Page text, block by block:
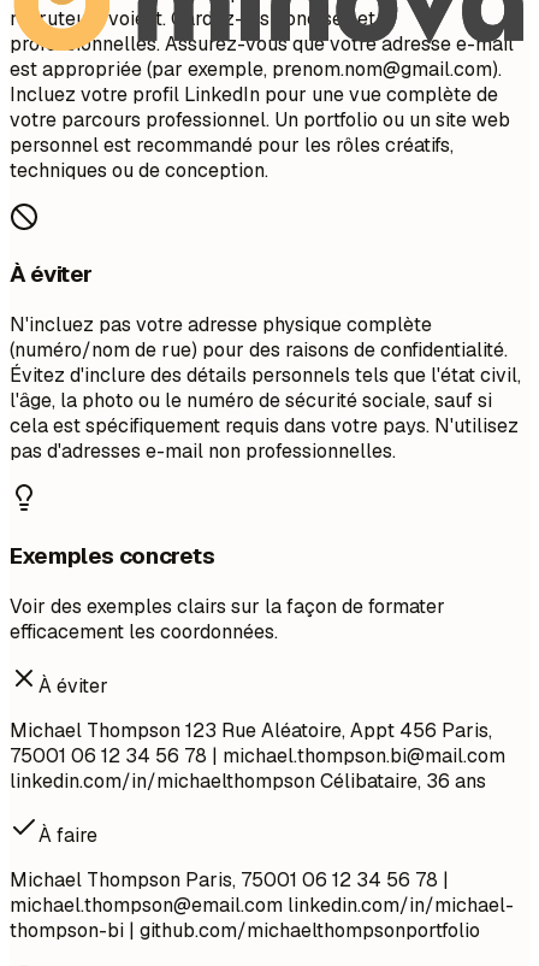
recruteurs voient. Gardez-les concises et
professionnelles. Assurez-vous que votre adresse e-mail
est appropriée (par exemple, prenom.nom@gmail.com).
Incluez votre profil LinkedIn pour une vue complète de
votre parcours professionnel. Un portfolio ou un site web
personnel est recommandé pour les rôles créatifs,
techniques ou de conception.
À éviter
N'incluez pas votre adresse physique complète
(numéro/nom de rue) pour des raisons de confidentialité.
Évitez d'inclure des détails personnels tels que l'état civil,
l'âge, la photo ou le numéro de sécurité sociale, sauf si
cela est spécifiquement requis dans votre pays. N'utilisez
pas d'adresses e-mail non professionnelles.
Exemples concrets
Voir des exemples clairs sur la façon de formater
efficacement les coordonnées.
À éviter
Michael Thompson 123 Rue Aléatoire, Appt 456 Paris,
75001 06 12 34 56 78 | michael.thompson.bi@mail.com
linkedin.com/in/michaelthompson Célibataire, 36 ans
À faire
Michael Thompson Paris, 75001 06 12 34 56 78 |
michael.thompson@email.com linkedin.com/in/michael-
thompson-bi | github.com/michaelthompsonportfolio